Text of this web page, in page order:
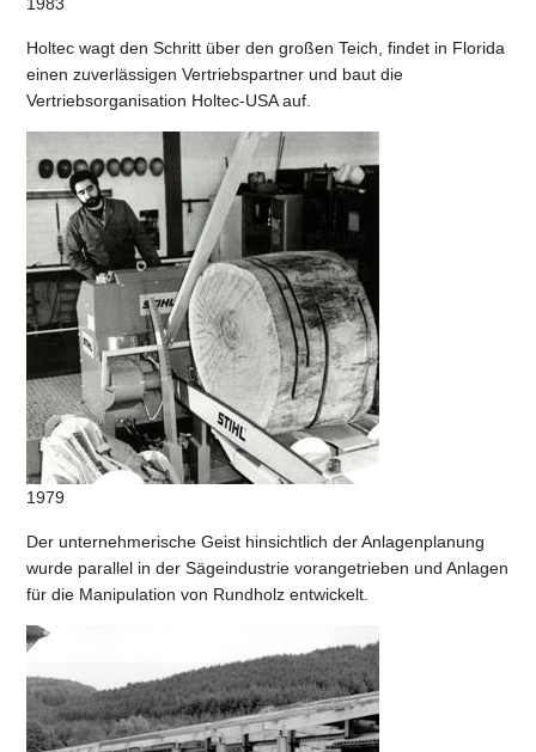
Holtec wagt den Schritt über den großen Teich, findet in Florida
einen zuverlässigen Vertriebspartner und baut die
Vertriebsorganisation Holtec-USA auf.
1979
Der unternehmerische Geist hinsichtlich der Anlagenplanung
wurde parallel in der Sägeindustrie vorangetrieben und Anlagen
für die Manipulation von Rundholz entwickelt.